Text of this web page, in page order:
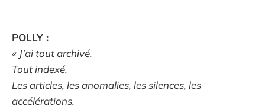
POLLY :
« J’ai tout archivé.
Tout indexé.
Les articles, les anomalies, les silences, les
accélérations.